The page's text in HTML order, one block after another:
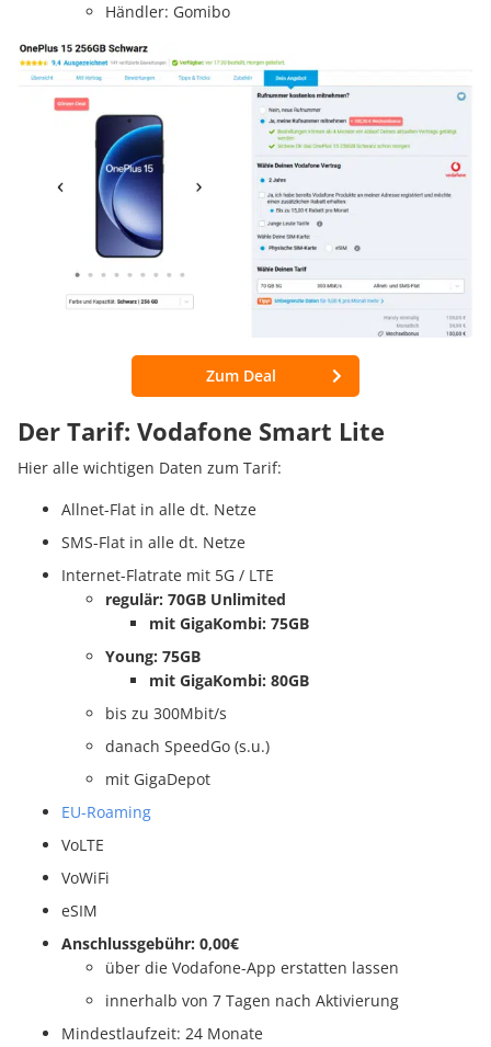
Händler: Gomibo
Zum Deal
Der Tarif: Vodafone Smart Lite
Hier alle wichtigen Daten zum Tarif:
Allnet-Flat in alle dt. Netze
SMS-Flat in alle dt. Netze
Internet-Flatrate mit 5G / LTE
regulär: 70GB Unlimited
mit GigaKombi: 75GB
Young: 75GB
mit GigaKombi: 80GB
bis zu 300Mbit/s
danach SpeedGo (s.u.)
mit GigaDepot
EU-Roaming
VoLTE
VoWiFi
eSIM
Anschlussgebühr: 0,00€
über die Vodafone-App erstatten lassen
innerhalb von 7 Tagen nach Aktivierung
Mindestlaufzeit: 24 Monate